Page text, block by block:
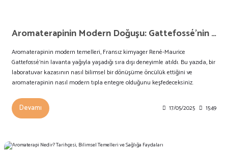
Aromaterapinin Modern Doğuşu: Gattefossé’nin Lavanta ile Tanışma Hikayesi
Aromaterapinin modern temelleri, Fransız kimyager René-Maurice
Gattefossé’nin lavanta yağıyla yaşadığı sıra dışı deneyimle atıldı. Bu yazıda, bir
laboratuvar kazasının nasıl bilimsel bir dönüşüme öncülük ettiğini ve
aromaterapinin nasıl modern tıpla entegre olduğunu keşfedeceksiniz.
Devamı 17/05/2025 15:49